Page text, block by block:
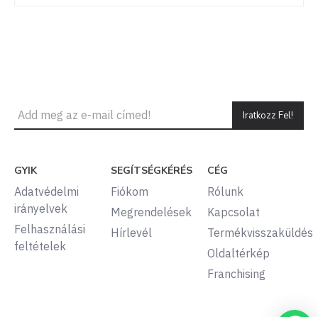
Iratkozz Fel!
GYIK
Adatvédelmi
irányelvek
Felhasználási
feltételek
SEGÍTSÉGKÉRÉS
Fiókom
Megrendelések
Hírlevél
CÉG
Rólunk
Kapcsolat
Termékvisszaküldés
Oldaltérkép
Franchising